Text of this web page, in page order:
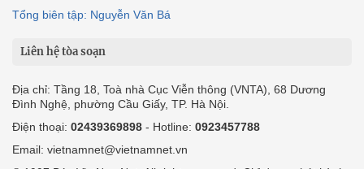
Tổng biên tập: Nguyễn Văn Bá
Liên hệ tòa soạn
Địa chỉ: Tầng 18, Toà nhà Cục Viễn thông (VNTA), 68 Dương
Đình Nghệ, phường Cầu Giấy, TP. Hà Nội.
Điện thoại: 02439369898 - Hotline: 0923457788
Email: vietnamnet@vietnamnet.vn